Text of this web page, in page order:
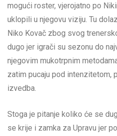
mogući roster, vjerojatno po
uklopili u njegovu viziju. Tu
Niko Kovač zbog svog
dugo jer igrači su sezonu do
njegovim mukotrpnim
zatim pucaju pod intenzitetom,
izvedba.
Stoga je pitanje koliko će se
se krije i zamka za Upravu jer